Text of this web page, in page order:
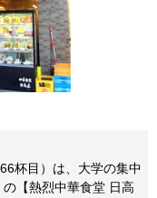
杯目）は、大学の集中
【熱烈中華食堂 日高